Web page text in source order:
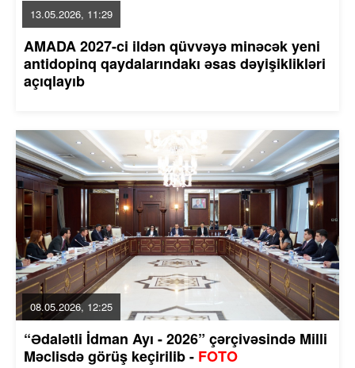
13.05.2026, 11:29
AMADA 2027-ci ildən qüvvəyə minəcək yeni
antidopinq qaydalarındakı əsas dəyişiklikləri
açıqlayıb
08.05.2026, 12:25
“Ədalətli İdman Ayı - 2026” çərçivəsində Milli
Məclisdə görüş keçirilib - FOTO